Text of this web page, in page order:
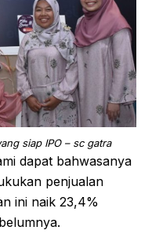
siap IPO – sc gatra
dapat bahwasanya
penjualan
ini naik 23,4%